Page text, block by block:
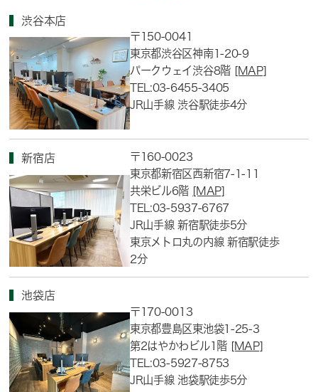
渋谷本店
〒150-0041
東京都渋谷区神南1-20-9
パークウェイ渋谷8階 [MAP]
TEL:03-6455-3405
JR山手線 渋谷駅徒歩4分
新宿店
〒160-0023
東京都新宿区西新宿7-1-11
共栄ビル6階 [MAP]
TEL:03-5937-6767
JR山手線 新宿駅徒歩5分
東京メトロ丸の内線 新宿駅徒歩
2分
池袋店
〒170-0013
東京都豊島区東池袋1-25-3
第2はやかわビル1階 [MAP]
TEL:03-5927-8753
JR山手線 池袋駅徒歩5分